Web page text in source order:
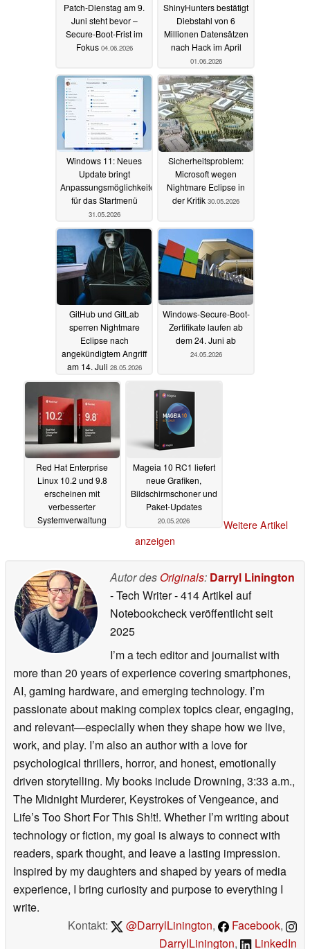
Patch-Dienstag am 9.
Juni steht bevor –
Secure-Boot-Frist im
Fokus 04.06.2026
ShinyHunters bestätigt
Diebstahl von 6
Millionen Datensätzen
nach Hack im April
01.06.2026
Windows 11: Neues
Update bringt
Anpassungsmöglichkeiten
für das Startmenü
31.05.2026
Sicherheitsproblem:
Microsoft wegen
Nightmare Eclipse in
der Kritik 30.05.2026
GitHub und GitLab
sperren Nightmare
Eclipse nach
angekündigtem Angriff
am 14. Juli 28.05.2026
Windows-Secure-Boot-
Zertifikate laufen ab
dem 24. Juni ab
24.05.2026
Red Hat Enterprise
Linux 10.2 und 9.8
erscheinen mit
verbesserter
Systemverwaltung
Mageia 10 RC1 liefert
neue Grafiken,
Bildschirmschoner und
Paket-Updates
20.05.2026
Weitere Artikel
anzeigen
Autor des Originals: Darryl Linington
- Tech Writer- 414 Artikel auf
Notebookcheck veröffentlichtseit
2025
I’m a tech editor and journalist with
more than 20 years of experience covering smartphones,
AI, gaming hardware, and emerging technology. I’m
passionate about making complex topics clear, engaging,
and relevant—especially when they shape how we live,
work, and play. I’m also an author with a love for
psychological thrillers, horror, and honest, emotionally
driven storytelling. My books include Drowning, 3:33 a.m.,
The Midnight Murderer, Keystrokes of Vengeance, and
Life’s Too Short For This Sh!t!. Whether I’m writing about
technology or fiction, my goal is always to connect with
readers, spark thought, and leave a lasting impression.
Inspired by my daughters and shaped by years of media
experience, I bring curiosity and purpose to everything I
write.
Kontakt:
@DarrylLinington, Facebook,
DarrylLinington, LinkedIn